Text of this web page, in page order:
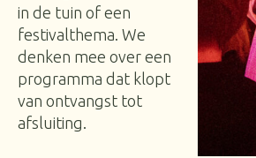
in de tuin of een
festivalthema. We
denken mee over een
programma dat klopt
van ontvangst tot
afsluiting.